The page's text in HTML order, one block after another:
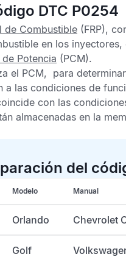
DTC P0254
de Combustible (FRP),
en los
Potencia (PCM).
el PCM, para
a las condiciones de
con las
almacenadas en la
del
Modelo Manual
Orlando Chevrolet
Golf